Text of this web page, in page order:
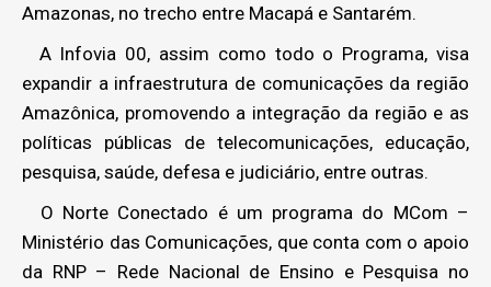
Amazonas, no trecho entre Macapá e Santarém.
A Infovia 00, assim como todo o Programa, visa
expandir a infraestrutura de comunicações da região
Amazônica, promovendo a integração da região e as
políticas públicas de telecomunicações, educação,
pesquisa, saúde, defesa e judiciário, entre outras.
O Norte Conectado é um programa do MCom –
Ministério das Comunicações, que conta com o apoio
da RNP – Rede Nacional de Ensino e Pesquisa no